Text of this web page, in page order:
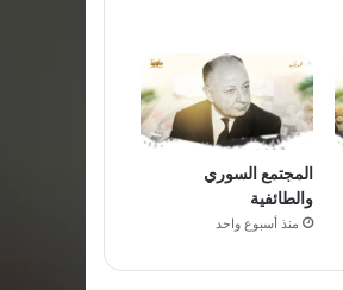
المجتمع السوري
والطائفية
منذ أسبوع واحد